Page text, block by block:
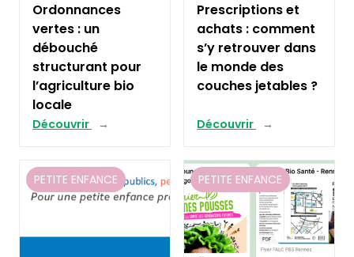
Ordonnances
vertes : un
débouché
structurant pour
l’agriculture bio
locale
Découvrir
Prescriptions et
achats : comment
s’y retrouver dans
le monde des
couches jetables ?
Découvrir
PETITE ENFANCE PETITE ENFANCE